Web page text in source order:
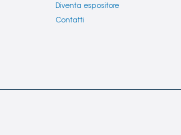
Diventa espositore
Contatti